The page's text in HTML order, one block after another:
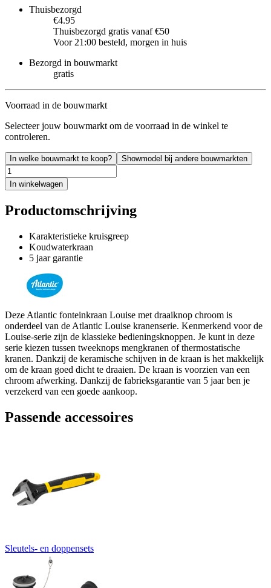
Thuisbezorgd
€4.95
Thuisbezorgd gratis vanaf €50
Voor 21:00 besteld, morgen in huis
Bezorgd in bouwmarkt
gratis
Voorraad in de bouwmarkt
Selecteer jouw bouwmarkt om de voorraad in de winkel te
controleren.
In welke bouwmarkt te koop? Showmodel bij andere bouwmarkten
In winkelwagen
Productomschrijving
Karakteristieke kruisgreep
Koudwaterkraan
5 jaar garantie
Deze Atlantic fonteinkraan Louise met draaiknop chroom is
onderdeel van de Atlantic Louise kranenserie. Kenmerkend voor de
Louise-serie zijn de klassieke bedieningsknoppen. Je kunt in deze
serie kiezen tussen tweeknops mengkranen of thermostatische
kranen. Dankzij de keramische schijven in de kraan is het makkelijk
om de kraan goed dicht te draaien. De kraan is voorzien van een
chroom afwerking. Dankzij de fabrieksgarantie van 5 jaar ben je
verzekerd van een goede aankoop.
Passende accessoires
Sleutels- en doppensets